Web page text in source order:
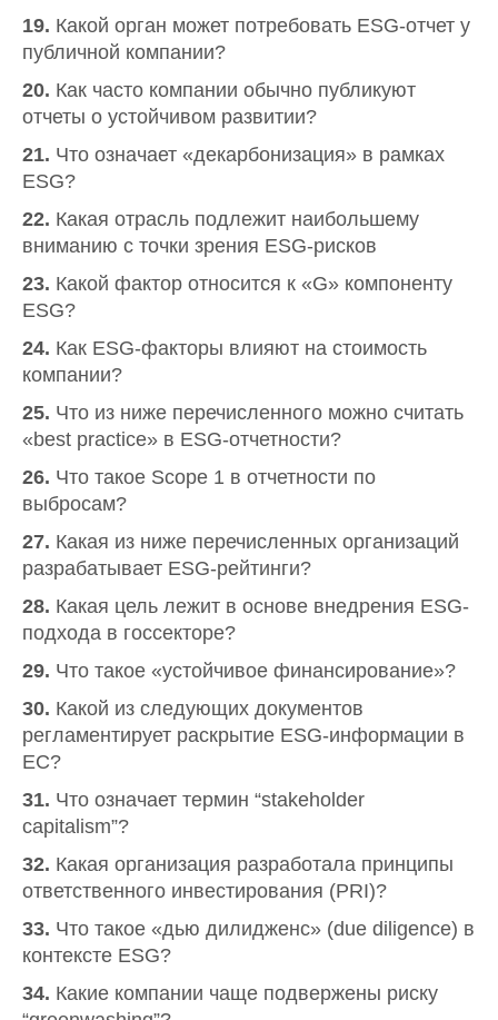
19. Какой орган может потребовать ESG-отчет у
публичной компании?
20. Как часто компании обычно публикуют
отчеты о устойчивом развитии?
21. Что означает «декарбонизация» в рамках
ESG?
22. Какая отрасль подлежит наибольшему
вниманию с точки зрения ESG-рисков
23. Какой фактор относится к «G» компоненту
ESG?
24. Как ESG-факторы влияют на стоимость
компании?
25. Что из ниже перечисленного можно считать
«best practice» в ESG-отчетности?
26. Что такое Scope 1 в отчетности по
выбросам?
27. Какая из ниже перечисленных организаций
разрабатывает ESG-рейтинги?
28. Какая цель лежит в основе внедрения ESG-
подхода в госсекторе?
29. Что такое «устойчивое финансирование»?
30. Какой из следующих документов
регламентирует раскрытие ESG-информации в
ЕС?
31. Что означает термин “stakeholder
capitalism”?
32. Какая организация разработала принципы
ответственного инвестирования (PRI)?
33. Что такое «дью дилидженс» (due diligence) в
контексте ESG?
34. Какие компании чаще подвержены риску